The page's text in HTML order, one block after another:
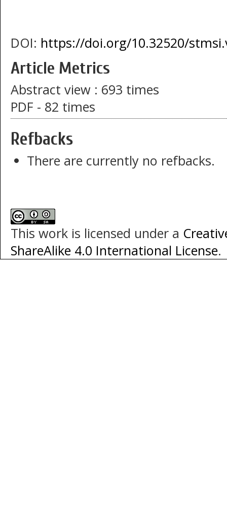
DOI: https://doi.org/10.32520/
Article Metrics
Abstract view : 693 times
PDF - 82 times
Refbacks
There are currently no refbacks.
This work is licensed under a
ShareAlike 4.0 International License.